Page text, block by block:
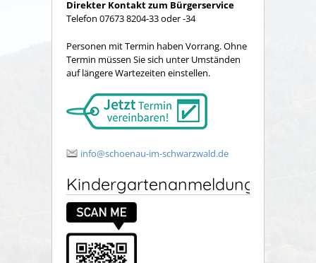
Direkter Kontakt zum Bürgerservice
Telefon 07673 8204-33 oder -34
Personen mit Termin haben Vorrang. Ohne
Termin müssen Sie sich unter Umständen
auf längere Wartezeiten einstellen.
info@schoenau-im-schwarzwald.de
Kindergartenanmeldung